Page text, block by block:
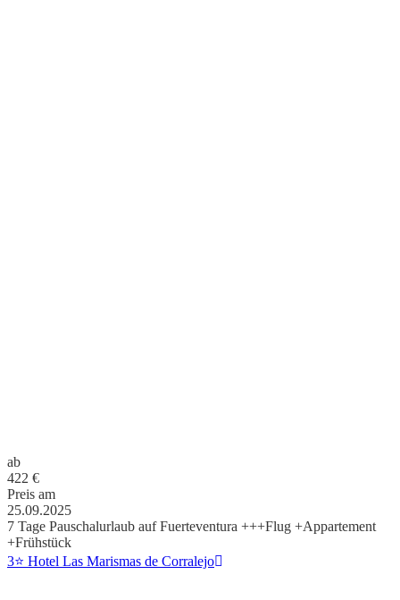
ab
422 €
Preis am
25.09.2025
7 Tage Pauschalurlaub auf Fuerteventura +++Flug +Appartement
+Frühstück
3⭐ Hotel Las Marismas de Corralejo